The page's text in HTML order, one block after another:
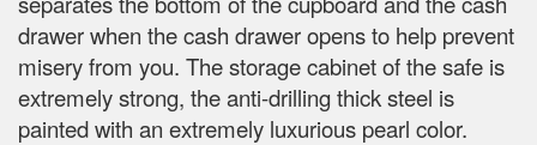
drawer when the cash drawer opens to help prevent
misery from you. The storage cabinet of the safe is
extremely strong, the anti-drilling thick steel is
painted with an extremely luxurious pearl color.